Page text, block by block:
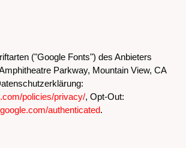
("Google Fonts") des Anbieters
Parkway, Mountain View, CA
policies/privacy/, Opt-Out:
authenticated.